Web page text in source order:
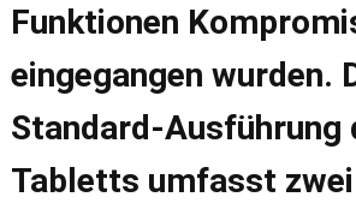
Funktionen
eingegangen wurden.
Standard-Ausführung
Tabletts umfasst zwei